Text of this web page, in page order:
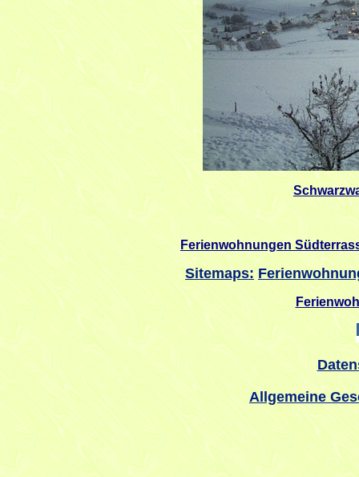
Ferienwohnungen
Sitemaps:
Allgemeine